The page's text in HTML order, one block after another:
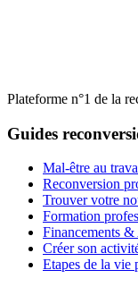
Plateforme n°1 de la
Guides
Mal-être au
Reconversion
Trouver votre
Formation
Financements &
Créer son
Etapes de la vie